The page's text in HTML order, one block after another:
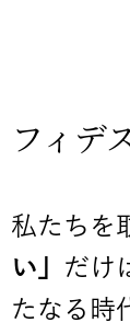
フィデ
私たちを
い」 だけ
たなる時